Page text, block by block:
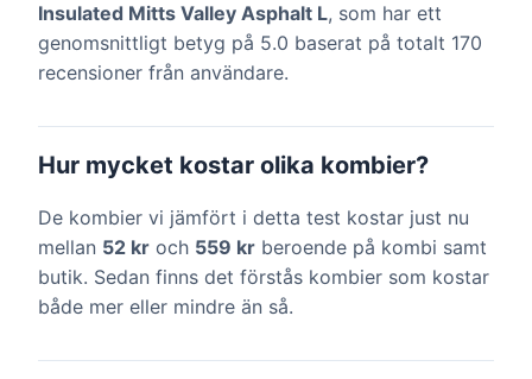
Insulated Mitts Valley Asphalt L, som har ett
genomsnittligt betyg på 5.0 baserat på totalt 170
recensioner från användare.
Hur mycket kostar olika kombier?
De kombier vi jämfört i detta test kostar just nu
mellan 52 kr och 559 kr beroende på kombi samt
butik. Sedan finns det förstås kombier som kostar
både mer eller mindre än så.